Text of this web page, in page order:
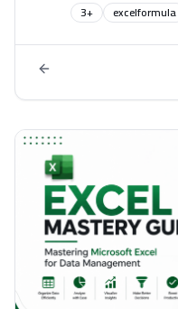
excelformula
+
3